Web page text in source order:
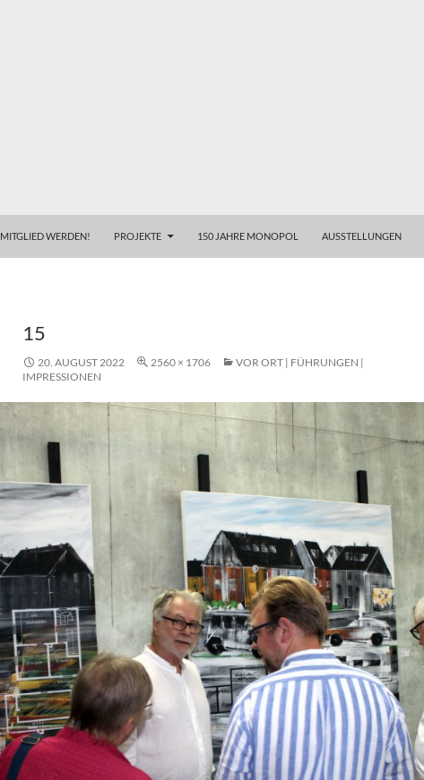
MITGLIED WERDEN! PROJEKTE 150 JAHRE MONOPOL AUSSTELLUNGEN
15
20. AUGUST 2022 2560 × 1706
VOR ORT | FÜHRUNGEN |
IMPRESSIONEN